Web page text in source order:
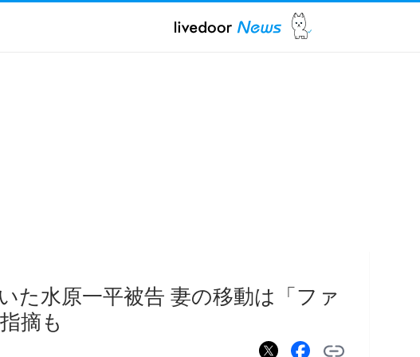
た水原一平被告 妻の移動は「ファ
摘も